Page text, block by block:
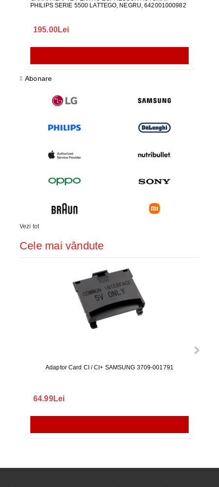
PHILIPS SERIE 5500 LATTEGO, NEGRU, 642001000982
195.00Lei
Abonare
Vezi tot
Cele mai vândute
Adaptor Card CI / CI+ SAMSUNG 3709-001791
64.99Lei